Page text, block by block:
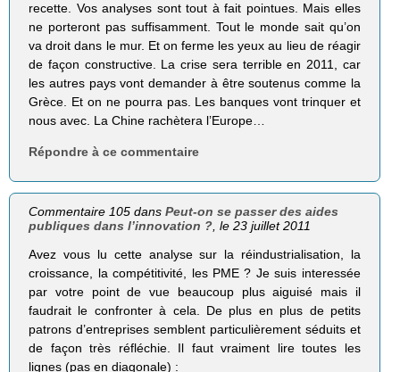
recette. Vos analyses sont tout à fait pointues. Mais elles
ne porteront pas suffisamment. Tout le monde sait qu’on
va droit dans le mur. Et on ferme les yeux au lieu de réagir
de façon constructive. La crise sera terrible en 2011, car
les autres pays vont demander à être soutenus comme la
Grèce. Et on ne pourra pas. Les banques vont trinquer et
nous avec. La Chine rachètera l’Europe…
Répondre à ce commentaire
Commentaire 105 dansPeut-on se passer des aides
publiques dans l’innovation ?, le 23 juillet 2011
Avez vous lu cette analyse sur la réindustrialisation, la
croissance, la compétitivité, les PME ? Je suis interessée
par votre point de vue beaucoup plus aiguisé mais il
faudrait le confronter à cela. De plus en plus de petits
patrons d’entreprises semblent particulièrement séduits et
de façon très réfléchie. Il faut vraiment lire toutes les
lignes (pas en diagonale) :